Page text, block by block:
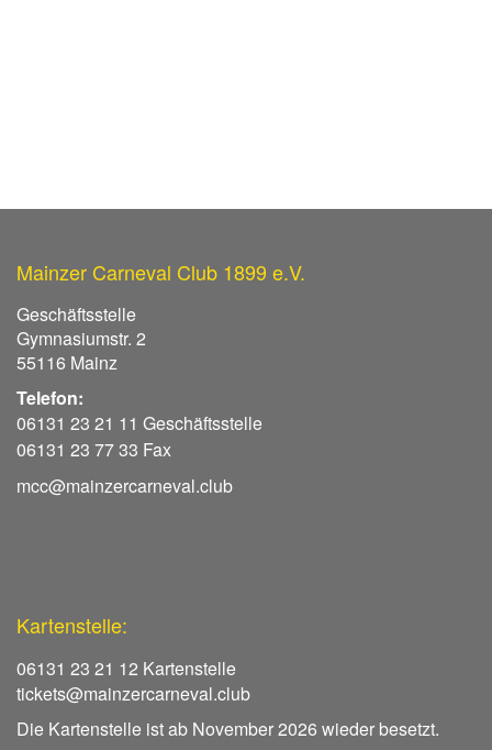
Mainzer Carneval Club 1899 e.V.
Geschäftsstelle
Gymnasiumstr. 2
55116 Mainz
Telefon:
06131 23 21 11 Geschäftsstelle
06131 23 77 33 Fax
mcc@mainzercarneval.club
Kartenstelle:
06131 23 21 12 Kartenstelle
tickets@mainzercarneval.club
Die Kartenstelle ist ab November 2026 wieder besetzt.